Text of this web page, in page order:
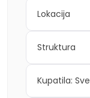
Lokacija
Struktura
Kupatila: Sve